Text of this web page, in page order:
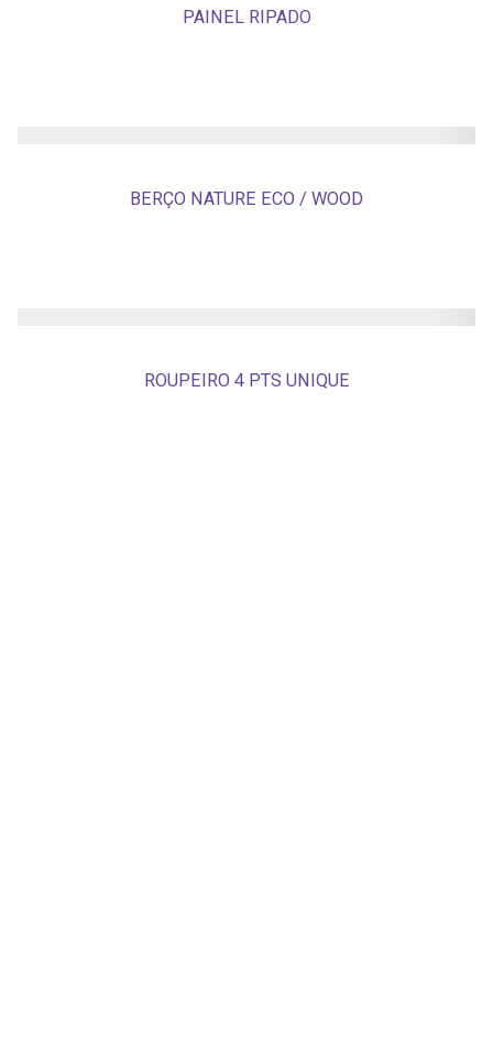
PAINEL RIPADO
BERÇO NATURE ECO / WOOD
ROUPEIRO 4 PTS UNIQUE